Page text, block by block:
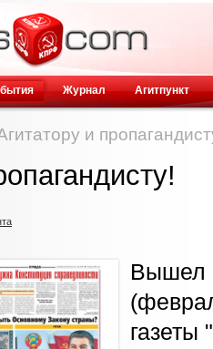
Журнал Агитпункт
и
газеты